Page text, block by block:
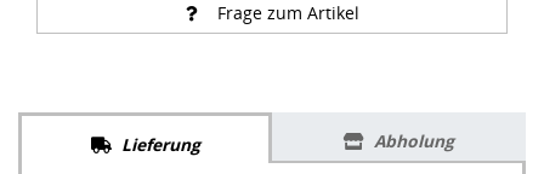
Frage zum Artikel
Lieferung Abholung